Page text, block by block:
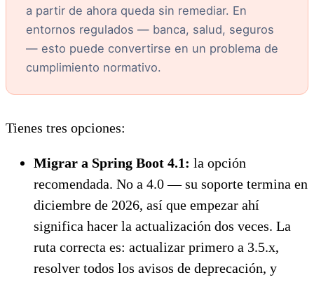
a partir de ahora queda sin remediar. En
entornos regulados — banca, salud, seguros
— esto puede convertirse en un problema de
cumplimiento normativo.
Tienes tres opciones:
Migrar a Spring Boot 4.1: la opción
recomendada. No a 4.0 — su soporte termina en
diciembre de 2026, así que empezar ahí
significa hacer la actualización dos veces. La
ruta correcta es: actualizar primero a 3.5.x,
resolver todos los avisos de deprecación, y